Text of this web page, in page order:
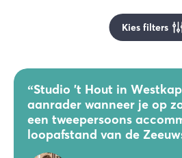
Kies filters
“Studio 't Hout in
aanrader wanneer je op
een tweepersoons
loopafstand van de